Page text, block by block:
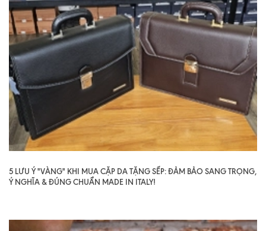
5 LƯU Ý "VÀNG" KHI MUA CẶP DA TẶNG SẾP: ĐẢM BẢO SANG TRỌNG,
Ý NGHĨA & ĐÚNG CHUẨN MADE IN ITALY!